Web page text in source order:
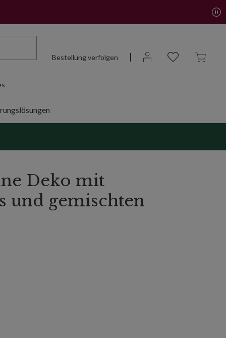
Bestellung verfolgen
Deko mit
und gemischten